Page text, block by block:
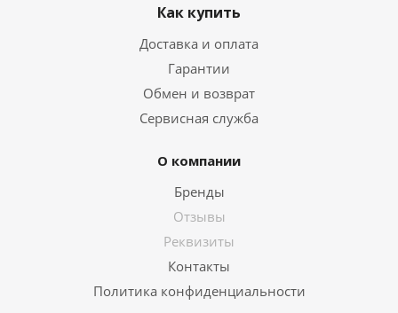
Как купить
Доставка и оплата
Гарантии
Обмен и возврат
Сервисная служба
О компании
Бренды
Отзывы
Реквизиты
Контакты
Политика конфиденциальности